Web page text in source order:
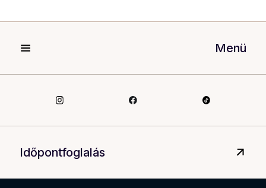
Menü
Időpontfoglalás